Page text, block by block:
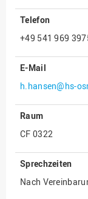
Innenrevision
Institut für
IT Service
Kommunikation
Marketing
LearningCenter
Personalrat
Telefon
+49 541 969
E-Mail
h.hansen@hs-
Raum
CF 0322
Sprechzeiten
Nach